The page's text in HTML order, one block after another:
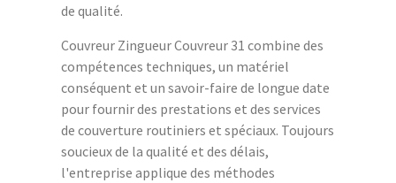
de qualité.
Couvreur Zingueur Couvreur 31 combine des
compétences techniques, un matériel
conséquent et un savoir-faire de longue date
pour fournir des prestations et des services
de couverture routiniers et spéciaux. Toujours
soucieux de la qualité et des délais,
l'entreprise applique des méthodes